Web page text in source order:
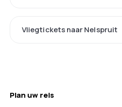
Vliegtickets naar Nelspruit
Plan uw reis